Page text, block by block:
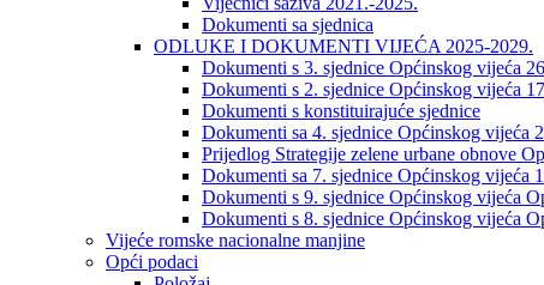
Dokumenti sa sjednica
ODLUKE I DOKUMENTI VIJEĆA 2025-2029.
Dokumenti s 3. sjednice Općinskog vijeća
Dokumenti s 2. sjednice Općinskog vijeća
Dokumenti s konstituirajuće sjednice
Dokumenti sa 4. sjednice Općinskog vijeća
Prijedlog Strategije zelene urbane obnove
Dokumenti sa 7. sjednice Općinskog vijeća
Dokumenti s 9. sjednice Općinskog vijeća
Dokumenti s 8. sjednice Općinskog vijeća
Vijeće romske nacionalne manjine
Opći podaci